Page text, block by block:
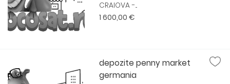
CRAIOVA -...
1 600,00 €
depozite penny market
germania